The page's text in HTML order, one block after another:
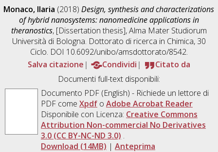
Monaco, Ilaria (2018)Design, synthesis and characterizations
of hybrid nanosystems: nanomedicine applications in
theranostics, [Dissertation thesis], Alma Mater Studiorum
Università di Bologna. Dottorato di ricerca in Chimica, 30
Ciclo. DOI 10.6092/unibo/amsdottorato/8542.
Salva citazione
Condividi
Citato da
Documenti full-text disponibili:
Documento PDF(English) - Richiede un lettore di
PDF come Xpdfo Adobe Acrobat Reader
Disponibile con Licenza: Creative Commons
Attribution Non-commercial No Derivatives
3.0 (CC BY-NC-ND 3.0) .
Download (14MB) | Anteprima